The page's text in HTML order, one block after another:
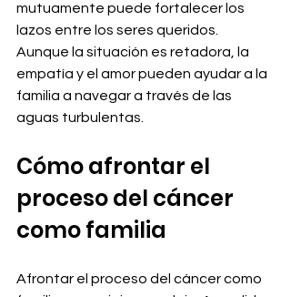
mutuamente puede fortalecer los
lazos entre los seres queridos.
Aunque la situación es retadora, la
empatía y el amor pueden ayudar a la
familia a navegar a través de las
aguas turbulentas.
Cómo afrontar el
proceso del cáncer
como familia
Afrontar el proceso del cáncer como